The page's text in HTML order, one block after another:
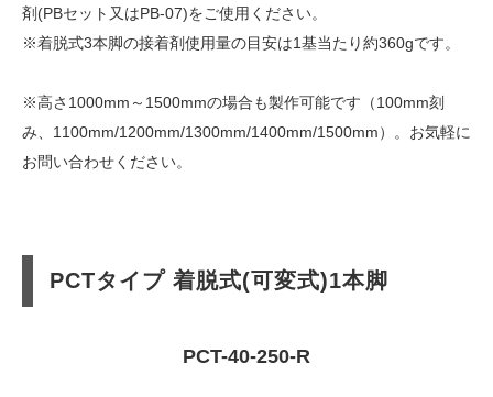
剤(PBセット又はPB-07)をご使用ください。
※着脱式3本脚の接着剤使用量の目安は1基当たり約360gです。
※高さ1000mm～1500mmの場合も製作可能です（100mm刻
み、1100mm/1200mm/1300mm/1400mm/1500mm）。お気軽に
お問い合わせください。
PCTタイプ 着脱式(可変式)1本脚
PCT-40-250-R